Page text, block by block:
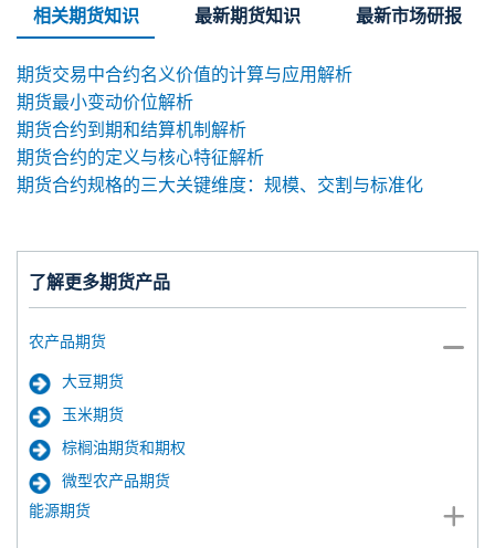
了解更多期货产品
农产品期货
大豆期货
玉米期货
棕榈油期货和期权
微型农产品期货
能源期货
相关期货知识 最新期货知识 最新市场研报
期货交易中合约名义价值的计算与应用解析
期货最小变动价位解析
期货合约到期和结算机制解析
期货合约的定义与核心特征解析
期货合约规格的三大关键维度：规模、交割与标准化